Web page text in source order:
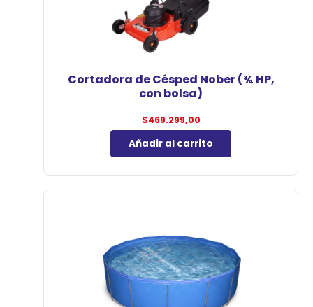
Cortadora de Césped Nober (¾ HP,
con bolsa)
$469.299,00
Añadir al carrito